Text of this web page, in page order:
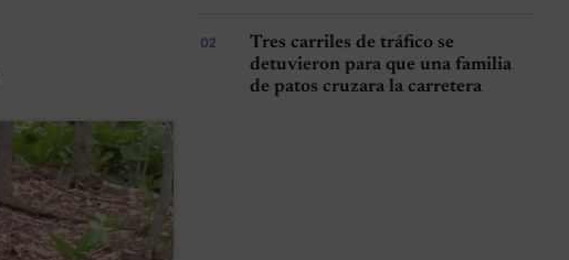
Tres carriles de tráfico se
detuvieron para que una familia
de patos cruzara la carretera